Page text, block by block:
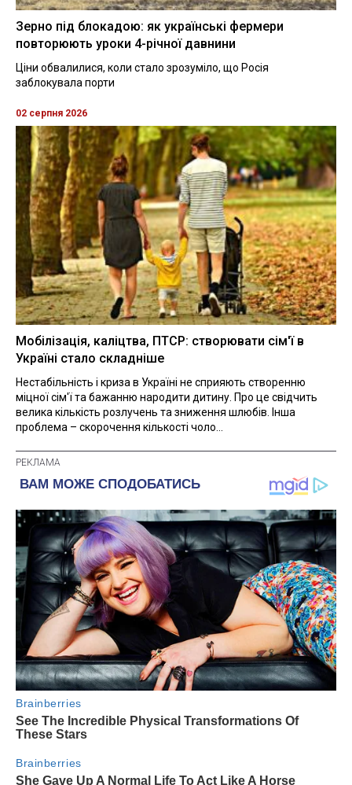
Зерно під блокадою: як українські фермери
повторюють уроки 4-річної давнини
Ціни обвалилися, коли стало зрозуміло, що Росія
заблокувала порти
02 серпня 2026
Мобілізація, каліцтва, ПТСР: створювати сім'ї в
Україні стало складніше
Нестабільність і криза в Україні не сприяють створенню
міцної сім'ї та бажанню народити дитину. Про це свідчить
велика кількість розлучень та зниження шлюбів. Інша
проблема – скорочення кількості чоло...